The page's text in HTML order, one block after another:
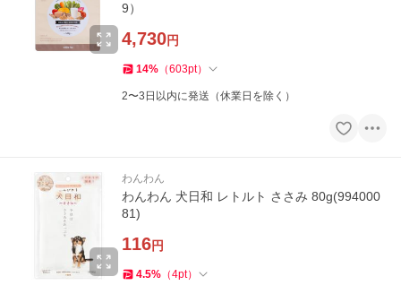
9）
4,730円
14% （603pt）
2〜3日以内に発送（休業日を除く）
わんわん
わんわん 犬日和 レトルト ささみ 80g(994000
81)
116円
4.5% （4pt）